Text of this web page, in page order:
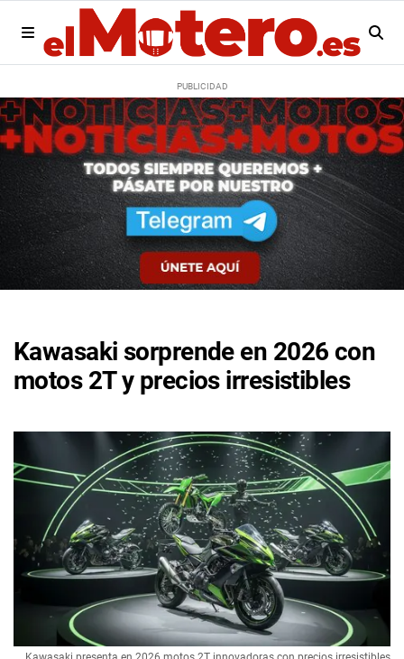
Kawasaki sorprende en 2026 con
motos 2T y precios irresistibles